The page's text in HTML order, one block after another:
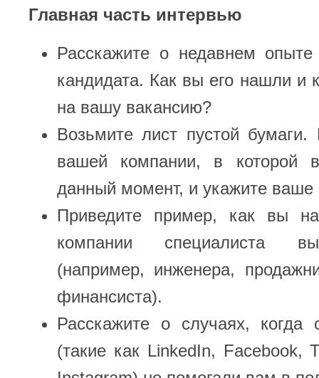
Главная часть интервью
Расскажите о недавнем опыте
кандидата. Как вы его нашли и
на вашу вакансию?
Возьмите лист пустой бумаги.
вашей компании, в которой
данный момент, и укажите ваше
Приведите пример, как вы
компании специалиста
(например, инженера,
финансиста).
Расскажите о случаях, когда
(такие как LinkedIn, Facebook,